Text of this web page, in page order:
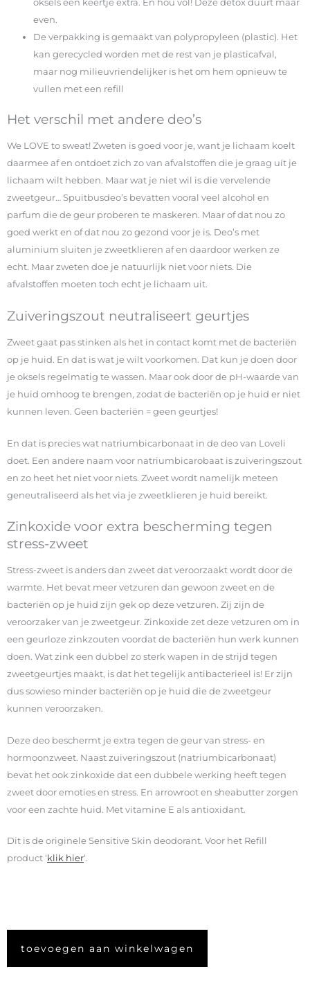
oksels een keertje extra. En hou vol! Deze detox duurt maar
even.
De verpakking is gemaakt van polypropyleen (plastic). Het
kan gerecycled worden met de rest van je plasticafval,
maar nog milieuvriendelijker is het om hem opnieuw te
vullen met een refill
Het verschil met andere deo’s
We LOVE to sweat! Zweten is goed voor je, want je lichaam koelt
daarmee af en ontdoet zich zo van afvalstoffen die je graag uít je
lichaam wilt hebben. Maar wat je niet wil is die vervelende
zweetgeur… Spuitbusdeo’s bevatten vooral veel alcohol en
parfum die de geur proberen te maskeren. Maar of dat nou zo
goed werkt en of dat nou zo gezond voor je is. Deo’s met
aluminium sluiten je zweetklieren af en daardoor werken ze
echt. Maar zweten doe je natuurlijk niet voor niets. Die
afvalstoffen moeten toch echt je lichaam uit.
Zuiveringszout neutraliseert geurtjes
Zweet gaat pas stinken als het in contact komt met de bacteriën
op je huid. En dat is wat je wilt voorkomen. Dat kun je doen door
je oksels regelmatig te wassen. Maar ook door de pH-waarde van
je huid omhoog te brengen, zodat de bacteriën op je huid er niet
kunnen leven. Geen bacteriën = geen geurtjes!
En dat is precies wat natriumbicarbonaat in de deo van Loveli
doet. Een andere naam voor natriumbicarobaat is zuiveringszout
en zo heet het niet voor niets. Zweet wordt namelijk meteen
geneutraliseerd als het via je zweetklieren je huid bereikt.
Zinkoxide voor extra bescherming tegen
stress-zweet
Stress-zweet is anders dan zweet dat veroorzaakt wordt door de
warmte. Het bevat meer vetzuren dan gewoon zweet en de
bacteriën op je huid zijn gek op deze vetzuren. Zij zijn de
veroorzaker van je zweetgeur. Zinkoxide zet deze vetzuren om in
een geurloze zinkzouten voordat de bacteriën hun werk kunnen
doen. Wat zink een dubbel zo sterk wapen in de strijd tegen
zweetgeurtjes maakt, is dat het tegelijk antibacterieel is! Er zijn
dus sowieso minder bacteriën op je huid die de zweetgeur
kunnen veroorzaken.
Deze deo beschermt je extra tegen de geur van stress- en
hormoonzweet. Naast zuiveringszout (natriumbicarbonaat)
bevat het ook zinkoxide dat een dubbele werking heeft tegen
zweet door emoties en stress. En arrowroot en sheabutter zorgen
voor een zachte huid. Met vitamine E als antioxidant.
Dit is de originele Sensitive Skin deodorant. Voor het Refill
product ‘klik hier‘.
toevoegen aan winkelwagen